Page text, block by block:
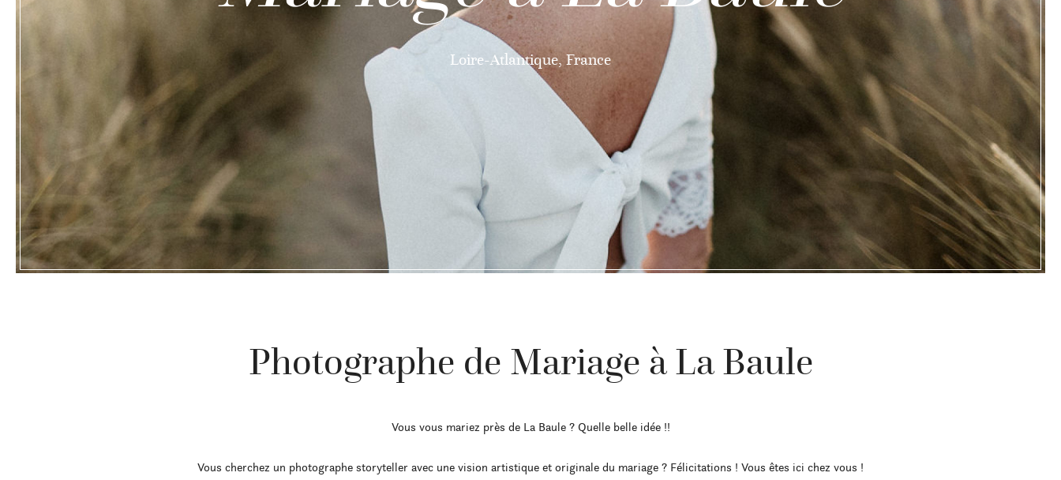
Loire-Atlantique, France
Photographe de Mariage à La Baule
Vous vous mariez près de La Baule ? Quelle belle idée !!
Vous cherchez un photographe storyteller avec une vision artistique et originale du mariage ? Félicitations ! Vous êtes ici chez vous !